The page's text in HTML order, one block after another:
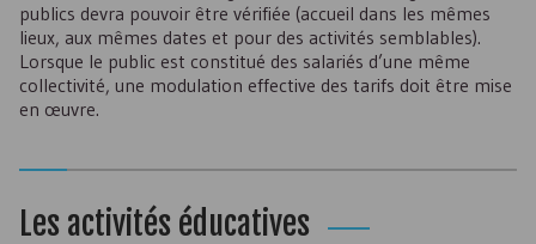
publics devra pouvoir être vérifiée (accueil dans les mêmes
lieux, aux mêmes dates et pour des activités semblables).
Lorsque le public est constitué des salariés d’une même
collectivité, une modulation effective des tarifs doit être mise
en œuvre.
Les activités éducatives